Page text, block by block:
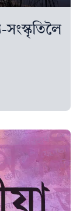
সংস্কৃতিলৈ